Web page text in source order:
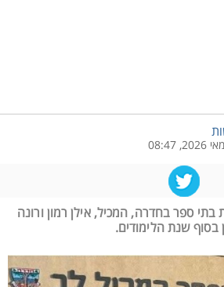
ספר בחדרה, המכיל, אילן רמון ורונה
בסוף שנת הלימודים.